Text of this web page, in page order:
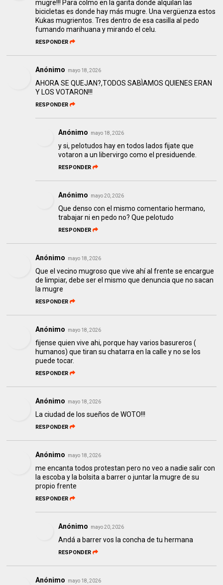
mugre!!! Para colmo en la garita donde alquilan las
bicicletas es donde hay más mugre. Una vergüenza estos
Kukas mugrientos. Tres dentro de esa casilla al pedo
fumando marihuana y mirando el celu.
RESPONDER
Anónimo mayo 18, 2026
AHORA SE QUEJAN?,TODOS SABÌAMOS QUIENES ERAN
Y LOS VOTARON!!!
RESPONDER
Anónimo mayo 18, 2026
y si, pelotudos hay en todos lados fijate que
votaron a un libervirgo como el presiduende.
RESPONDER
Anónimo mayo 20, 2026
Que denso con el mismo comentario hermano,
trabajar ni en pedo no? Que pelotudo
RESPONDER
Anónimo mayo 18, 2026
Que el vecino mugroso que vive ahí al frente se encargue
de limpiar, debe ser el mismo que denuncia que no sacan
la mugre
RESPONDER
Anónimo mayo 18, 2026
fijense quien vive ahi, porque hay varios basureros (
humanos) que tiran su chatarra en la calle y no se los
puede tocar.
RESPONDER
Anónimo mayo 18, 2026
La ciudad de los sueños de WOTO!!!
RESPONDER
Anónimo mayo 18, 2026
me encanta todos protestan pero no veo a nadie salir con
la escoba y la bolsita a barrer o juntar la mugre de su
propio frente
RESPONDER
Anónimo mayo 20, 2026
Andá a barrer vos la concha de tu hermana
RESPONDER
Anónimo mayo 18, 2026